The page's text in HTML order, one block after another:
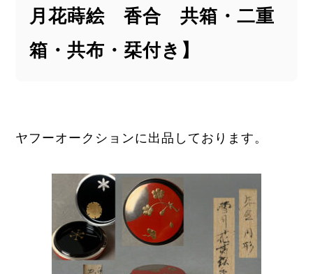
月花蒔絵 香合 共箱・二重
箱・共布・栞付き】
ヤフーオークションに出品しております。